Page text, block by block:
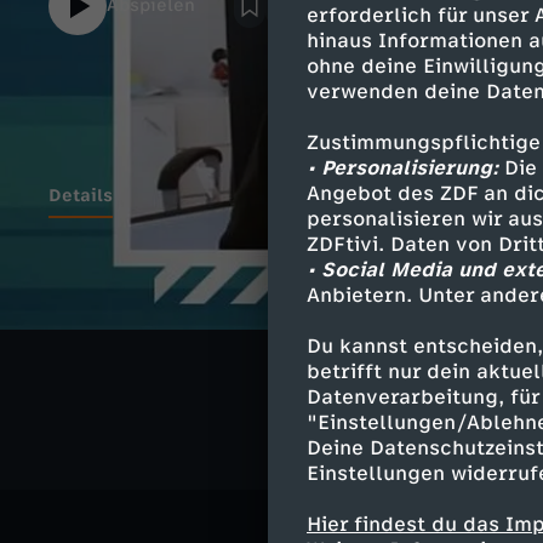
erforderlich für unser
hinaus Informationen
ohne deine
verwenden deine
• Personalisierung:Die
Angebot des ZDF an
personalisieren wir
ZDFtivi. Daten von
• Social Media und
Anbietern. Unter
Du kannst
betrifft nur dein
Datenverarbeitung,
"Einstellungen/
Deine
Einstellungen
Hier findest du das
zwischen traditioneller
schließen.Unser Ziel: Eure Ansichten in
und mit euch zu debattieren.INFORMR
facebook.com/weareinformr
Abspielen
Details
Ähnliche
Politik